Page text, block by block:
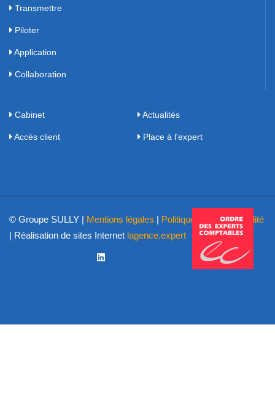
Transmettre
Piloter
Application
Collaboration
Cabinet Actualités
Accès client Place à l'expert
© Groupe SULLY | Mentions légales | Politique de confidentialité
| Réalisation de sites Internet lagence.expert